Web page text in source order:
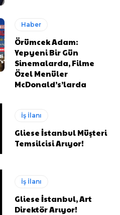
Haber
Örümcek Adam:
Yepyeni Bir Gün
Sinemalarda, Filme
Özel Menüler
McDonald’s’larda
İş İlanı
Gliese İstanbul Müşteri
Temsilcisi Arıyor!
İş İlanı
Gliese İstanbul, Art
Direktör Arıyor!